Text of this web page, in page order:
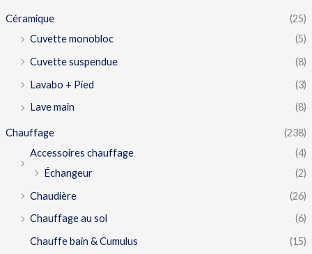
Céramique
(25)
Cuvette monobloc
(5)
Cuvette suspendue
(8)
Lavabo + Pied
(3)
Lave main
(8)
Chauffage
(238)
Accessoires chauffage
(4)
Échangeur
(2)
Chaudière
(26)
Chauffage au sol
(6)
Chauffe bain & Cumulus
(15)